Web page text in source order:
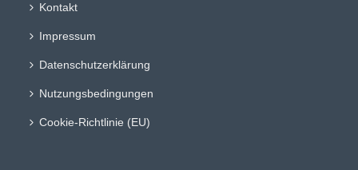
Kontakt
Impressum
Datenschutzerklärung
Nutzungsbedingungen
Cookie-Richtlinie (EU)